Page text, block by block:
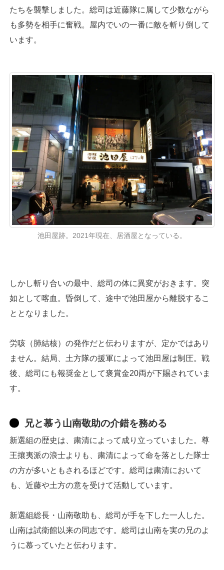
たちを襲撃しました。総司は近藤隊に属して少数ながら
も多勢を相手に奮戦。屋内でいの一番に敵を斬り倒して
います。
池田屋跡。2021年現在、居酒屋となっている。
しかし斬り合いの最中、総司の体に異変がおきます。突
如として喀血。昏倒して、途中で池田屋から離脱するこ
ととなりました。
労咳（肺結核）の発作だと伝わりますが、定かではあり
ません。結局、土方隊の援軍によって池田屋は制圧。戦
後、総司にも報奨金として褒賞金20両が下賜されていま
す。
兄と慕う山南敬助の介錯を務める
新選組の歴史は、粛清によって成り立っていました。尊
王攘夷派の浪士よりも、粛清によって命を落とした隊士
の方が多いともされるほどです。総司は粛清において
も、近藤や土方の意を受けて活動しています。
新選組総長・山南敬助も、総司が手を下した一人した。
山南は試衛館以来の同志です。総司は山南を実の兄のよ
うに慕っていたと伝わります。